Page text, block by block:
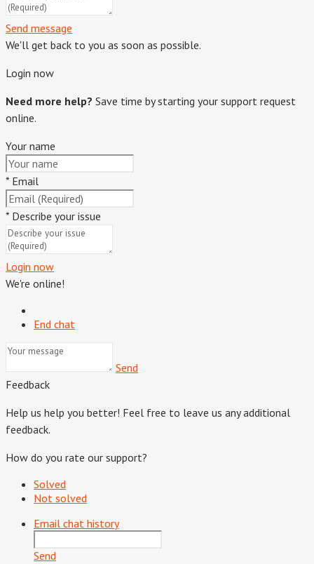
Send message
We'll get back to you as soon as possible.
Login now
Need more help? Save time by starting your support request
online.
Your name
* Email
* Describe your issue
Login now
We're online!
End chat
Send
Feedback
Help us help you better! Feel free to leave us any additional
feedback.
How do you rate our support?
Solved
Not solved
Email chat history
Send